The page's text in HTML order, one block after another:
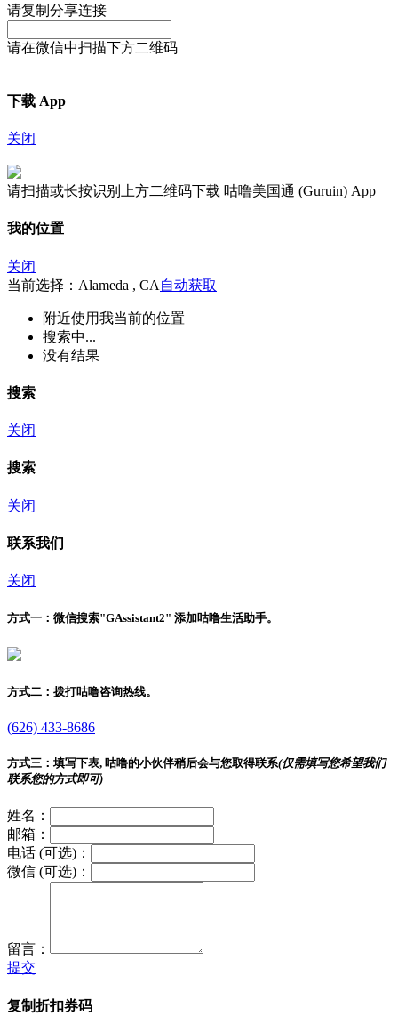
请复制分享连接
请在微信中扫描下方二维码
下载 App
关闭
请扫描或长按识别上方二维码下载 咕噜美国通 (Guruin) App
我的位置
关闭
当前选择：Alameda , CA 自动获取
附近使用我当前的位置
搜索中...
没有结果
搜索
关闭
搜索
关闭
联系我们
关闭
方式一： 微信搜索"GAssistant2" 添加咕噜生活助手。
方式二： 拨打咕噜咨询热线。
(626) 433-8686
方式三： 填写下表, 咕噜的小伙伴稍后会与您取得联系(仅需填写您希望我们
联系您的方式即可)
姓名：
邮箱：
电话 (可选)：
微信 (可选)：
留言：
提交
复制折扣券码